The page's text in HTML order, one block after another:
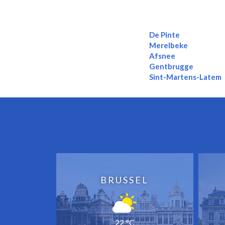
De Pinte
Merelbeke
Afsnee
Gentbrugge
Sint-Martens-Latem
BRUSSEL
22 °C